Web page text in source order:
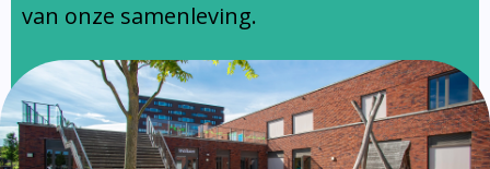
van onze samenleving.